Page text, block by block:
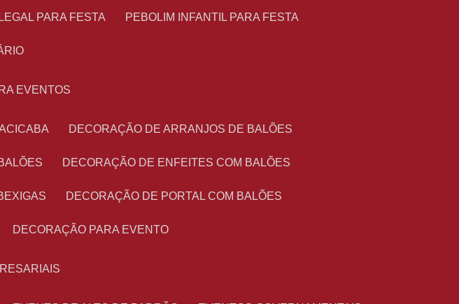
LEGAL PARA FESTA PEBOLIM INFANTIL PARA FESTA
EVENTOS
DECORAÇÃO DE ARRANJOS DE BALÕES
DECORAÇÃO DE ENFEITES COM BALÕES
DECORAÇÃO DE PORTAL COM BALÕES
DECORAÇÃO PARA EVENTO